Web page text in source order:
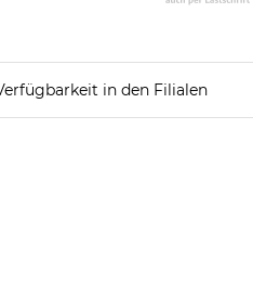
in den Filialen